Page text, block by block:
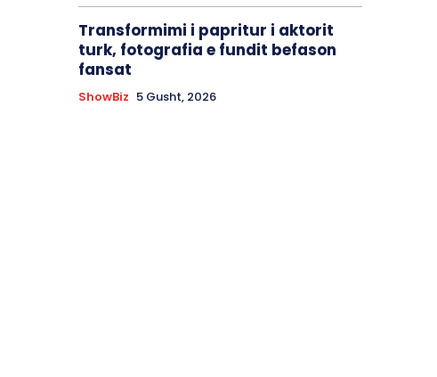
Transformimi i papritur i aktorit
turk, fotografia e fundit befason
fansat
ShowBiz 5 Gusht, 2026